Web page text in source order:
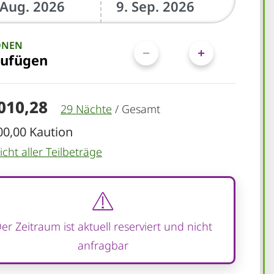
29 Nächte / Gesamt
Kaution
aller Teilbeträge
Zeitraum ist aktuell reserviert und nicht
anfragbar